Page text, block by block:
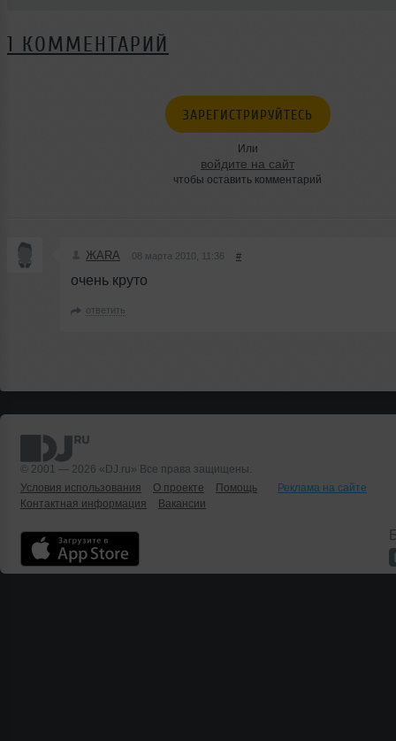
1 КОММЕНТАРИЙ
ЗАРЕГИСТРИРУЙТЕСЬ
Или
войдите на сайт
чтобы оставить комментарий
ЖARA 08 марта 2010, 11:36 #
очень круто
ответить
© 2001 — 2026 «DJ.ru» Все права защищены.
Условия использования
О проекте Помощь
Реклама на сайте
Контактная информация
Вакансии